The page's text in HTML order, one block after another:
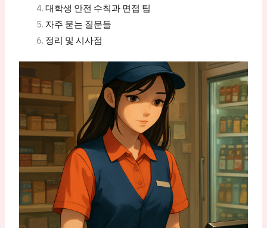
대학생 안전 수칙과 면접 팁
자주 묻는 질문들
정리 및 시사점